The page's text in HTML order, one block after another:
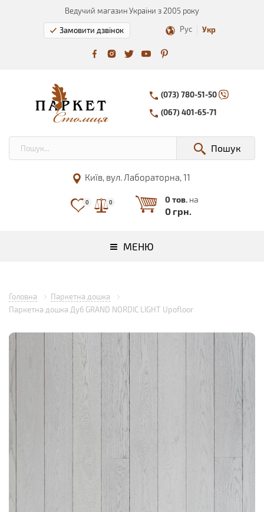
Ведучий магазин України з 2005 року
Рус
Укр
Замовити дзвінок
(073) 780-51-50
(067) 401-65-71
Пошук
Київ, вул. Лабораторна, 11
0 0 0 тов.на
0 грн.
МЕНЮ
Головна
Паркетна дошка
Паркетна дошка Дуб GRAND NORDIC LIGHT Upofloor